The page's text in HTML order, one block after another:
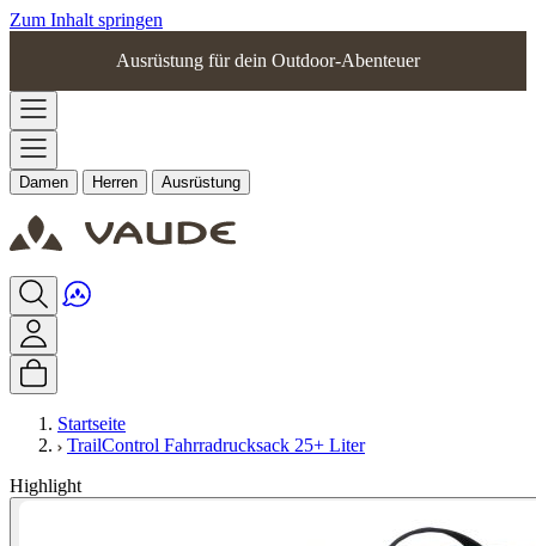
Zum Inhalt springen
Ausrüstung für dein Outdoor-Abenteuer
Damen Herren Ausrüstung
Startseite
TrailControl Fahrradrucksack 25+ Liter
Highlight